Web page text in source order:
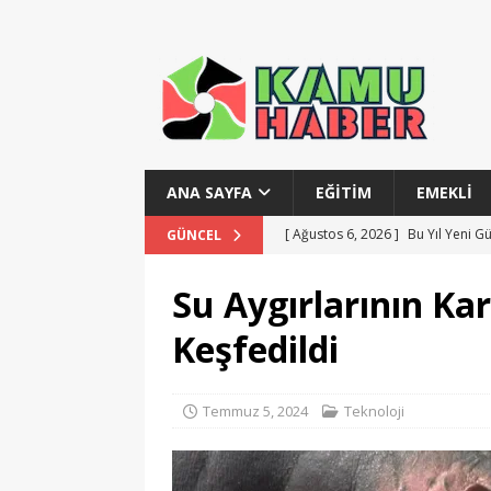
ANA SAYFA EĞITIM EMEKLI
GÜNCEL [ Ağustos 6, 2026 ] Bu Yıl Yeni
[ Ağustos 6, 2026 ]
Gelir İdaresi
[ Temmuz 28, 2026 ]
Su Aygırlarının
Keşfedildi
Temmuz 5, 2024 Teknoloji